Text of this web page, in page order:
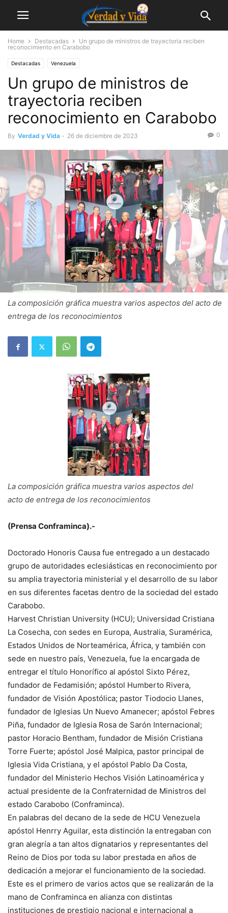
Home Destacadas
Un grupo de ministros de trayectoria reciben
reconocimiento en Carabobo
Destacadas Venezuela
Un grupo de ministros de
trayectoria reciben
reconocimiento en Carabobo
By Verdad y Vida - 26 de diciembre de 2023 0
La composición gráfica muestra varios aspectos del acto de
entrega de los reconocimientos
La composición gráfica muestra varios aspectos del
acto de entrega de los reconocimientos
(Prensa Conframinca).-
Doctorado Honoris Causa fue entregado a un destacado
grupo de autoridades eclesiásticas en reconocimiento por
su amplia trayectoria ministerial y el desarrollo de su labor
en sus diferentes facetas dentro de la sociedad del estado
Carabobo.
Harvest Christian University (HCU); Universidad Cristiana
La Cosecha, con sedes en Europa, Australia, Suramérica,
Estados Unidos de Norteamérica, África, y también con
sede en nuestro país, Venezuela, fue la encargada de
entregar el título Honorífico al apóstol Sixto Pérez,
fundador de Fedamisión; apóstol Humberto Rivera,
fundador de Visión Apostólica; pastor Tiodocio Llanes,
fundador de Iglesias Un Nuevo Amanecer; apóstol Febres
Piña, fundador de Iglesia Rosa de Sarón Internacional;
pastor Horacio Bentham, fundador de Misión Cristiana
Torre Fuerte; apóstol José Malpica, pastor principal de
Iglesia Vida Cristiana, y el apóstol Pablo Da Costa,
fundador del Ministerio Hechos Visión Latinoamérica y
actual presidente de la Confraternidad de Ministros del
estado Carabobo (Conframinca).
En palabras del decano de la sede de HCU Venezuela
apóstol Henrry Aguilar, esta distinción la entregaban con
gran alegría a tan altos dignatarios y representantes del
Reino de Dios por toda su labor prestada en años de
dedicación a mejorar el funcionamiento de la sociedad.
Este es el primero de varios actos que se realizarán de la
mano de Conframinca en alianza con distintas
instituciones de prestigio nacional e internacional a